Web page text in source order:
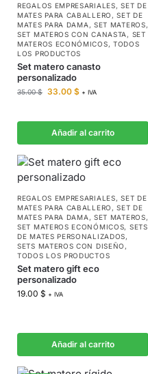
REGALOS EMPRESARIALES,SET DE
MATES PARA CABALLERO ,SET DE
MATES PARA DAMA , SET MATEROS,
SET MATEROS CON CANASTA , SET
MATEROS ECONÓMICOS,TODOS
LOS PRODUCTOS
Set matero canasto
personalizado
35.00$ 33.00 $ + IVA
Añadir al carrito
REGALOS EMPRESARIALES,SET DE
MATES PARA CABALLERO ,SET DE
MATES PARA DAMA , SET MATEROS,
SET MATEROS ECONÓMICOS, SETS
DE MATES PERSONALIZADOS,
SETS MATEROS CON DISEÑO ,
TODOS LOS PRODUCTOS
Set matero gift eco
personalizado
19.00 $ + IVA
Añadir al carrito